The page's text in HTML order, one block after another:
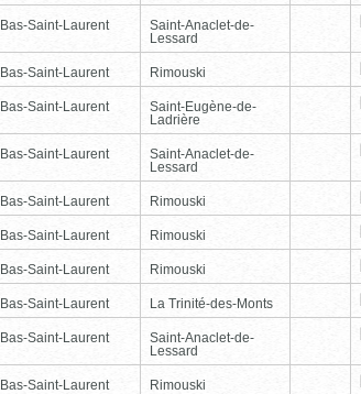
Bas-Saint-Laurent
Saint-Anaclet-de-
Lessard
Bas-Saint-Laurent Rimouski
Bas-Saint-Laurent
Saint-Eugène-de-
Ladrière
Bas-Saint-Laurent
Saint-Anaclet-de-
Lessard
Bas-Saint-Laurent Rimouski
Bas-Saint-Laurent Rimouski
Bas-Saint-Laurent Rimouski
Bas-Saint-Laurent La Trinité-des-Monts
Bas-Saint-Laurent
Saint-Anaclet-de-
Lessard
Bas-Saint-Laurent
Rimouski